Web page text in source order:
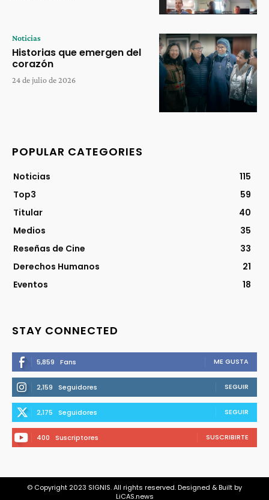
Noticias
Historias que emergen del
corazón
24 de julio de 2026
POPULAR CATEGORIES
Noticias
115
Top3
59
Titular
40
Medios
35
Reseñas de Cine
33
Derechos Humanos
21
Eventos
18
STAY CONNECTED
5,859 Fans ME GUSTA
2,159 Seguidores SEGUIR
2,175 Seguidores SEGUIR
400 Suscriptores SUSCRIBIRTE
© Copyright 2023 SIGNIS. All rights reserved. Designed & Built by
LiCAS.news